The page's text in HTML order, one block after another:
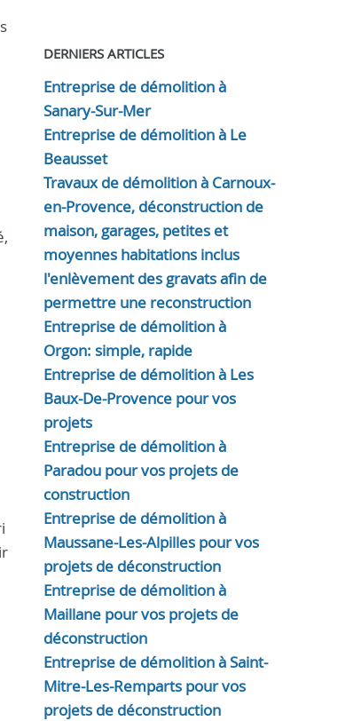
DERNIERS ARTICLES
Entreprise de démolition à
Sanary-Sur-Mer
Entreprise de démolition à Le
Beausset
Travaux de démolition à Carnoux-
en-Provence, déconstruction de
maison, garages, petites et
moyennes habitations inclus
l'enlèvement des gravats afin de
permettre une reconstruction
Entreprise de démolition à
Orgon: simple, rapide
Entreprise de démolition à Les
Baux-De-Provence pour vos
projets
Entreprise de démolition à
Paradou pour vos projets de
construction
Entreprise de démolition à
Maussane-Les-Alpilles pour vos
projets de déconstruction
Entreprise de démolition à
Maillane pour vos projets de
déconstruction
Entreprise de démolition à Saint-
Mitre-Les-Remparts pour vos
projets de déconstruction